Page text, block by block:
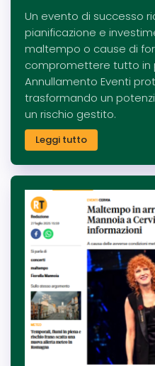
Un evento di successo
pianificazione e
maltempo o cause di
compromettere tutto in
Annullamento Eventi
trasformando un
un rischio gestito.
Leggi tutto